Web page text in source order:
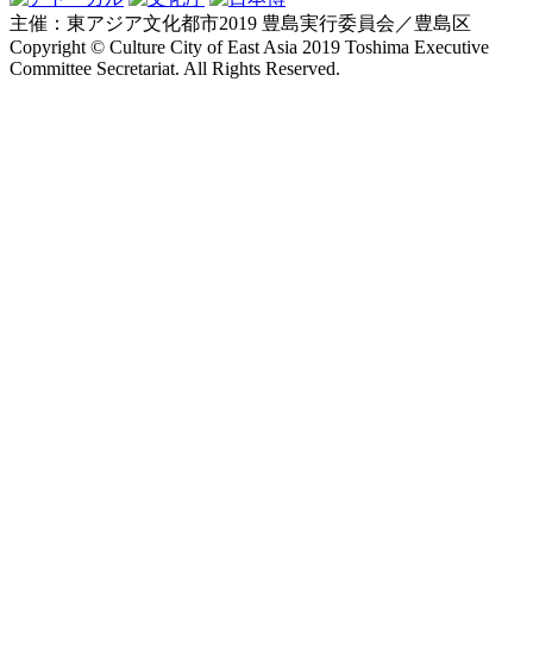
主催：東アジア文化都市2019 豊島実行委員会／豊島区
Copyright © Culture City of East Asia 2019 Toshima Executive
Committee Secretariat. All Rights Reserved.